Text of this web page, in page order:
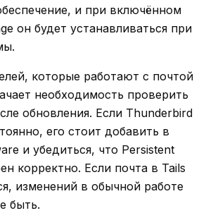
и при включённом
он будет устанавливаться при
которые работают с почтой
необходимость проверить
обновления. Если Thunderbird
его стоит добавить в
и убедиться, что Persistent
корректно. Если почта в Tails
изменений в обычной работе
быть.